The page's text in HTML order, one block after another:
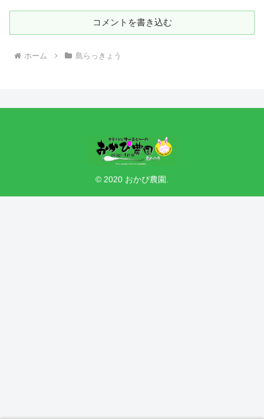
コメントを書き込む
ホーム 島らっきょう
© 2020 おかぴ農園.